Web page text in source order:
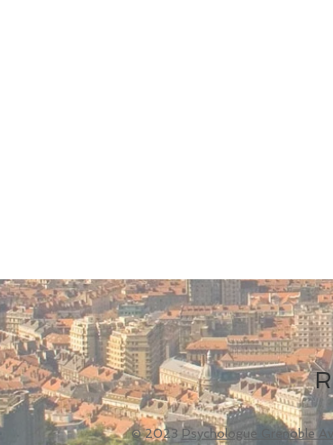
© 2023 Psychologue Grenoble